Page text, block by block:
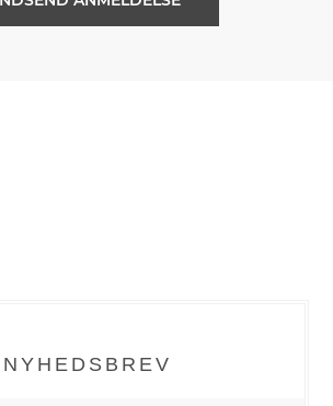
NYHEDSBREV